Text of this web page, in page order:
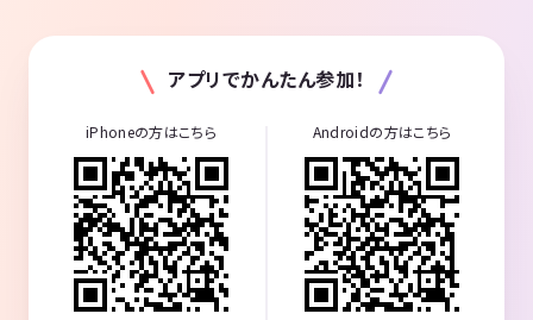
アプリでかんたん参加！
iPhoneの方はこちら Androidの方はこちら